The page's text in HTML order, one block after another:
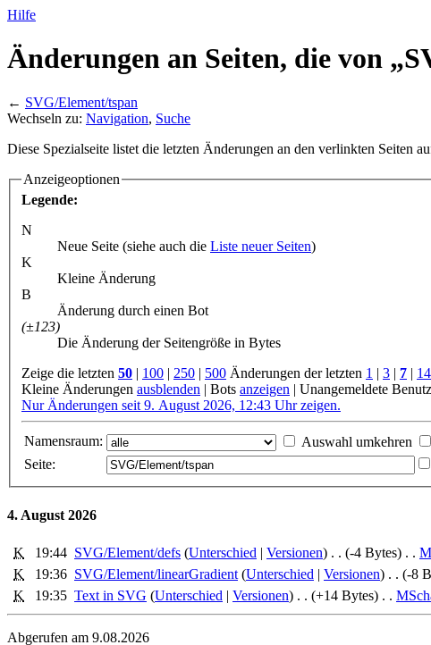
Hilfe
Änderungen an Seiten, die von
← SVG/Element/tspan
Wechseln zu: Navigation, Suche
Diese Spezialseite listet die letzten Änderungen an den verlinkten Seiten
Anzeigeoptionen
Legende:
N
Neue Seite (siehe auch die Liste neuer Seiten)
K
Kleine Änderung
B
Änderung durch einen Bot
(±123)
Die Änderung der Seitengröße in Bytes
Zeige die letzten 50 100 250 500 Änderungen der letzten 1 3 7 14
Kleine Änderungen ausblenden Bots anzeigen Unangemeldete
Nur Änderungen seit 9. August 2026, 12:43 Uhr zeigen.
Namensraum: Auswahl umkehren
Seite:
4. August 2026
K 19:44 SVG/Element/defs ‎ (Unterschied | Versionen) . . (-4 Bytes) . .
K 19:36 SVG/Element/linearGradient ‎ (Unterschied | Versionen) . . (-8
K 19:35 Text in SVG ‎ (Unterschied | Versionen) . . (+14 Bytes) . .
Abgerufen am 9.08.2026